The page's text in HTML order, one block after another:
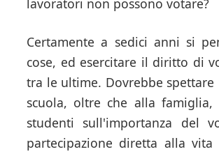
Certamente a sedici anni si
cose, ed esercitare il diritto di
tra le ultime. Dovrebbe
scuola, oltre che alla famiglia,
studenti sull'importanza del
partecipazione diretta alla